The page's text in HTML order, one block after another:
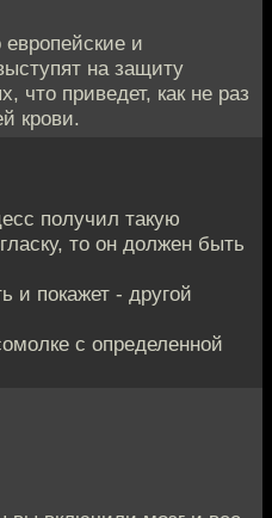
и
на защиту
что приведет, как не раз
крови.
получил такую
то он должен быть
и покажет - другой
с определенной